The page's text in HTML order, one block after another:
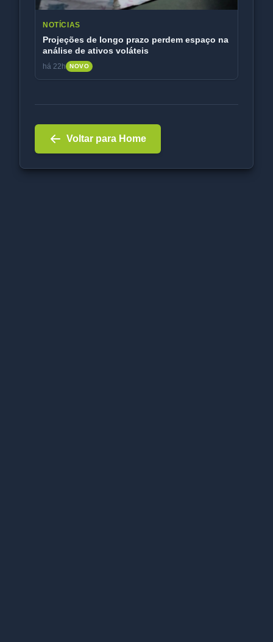
NOTÍCIAS
Projeções de longo prazo perdem espaço na
análise de ativos voláteis
há 22h NOVO
Voltar para Home